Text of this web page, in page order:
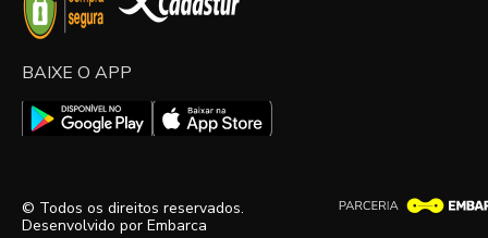
BAIXE O APP
© Todos os direitos reservados.
Desenvolvido por Embarca